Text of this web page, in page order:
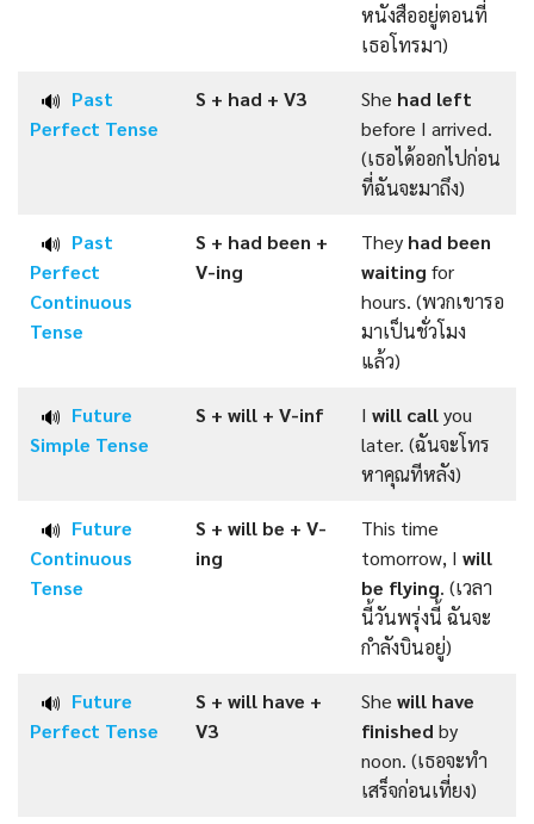
หนังสืออยู่ตอนที่
เธอโทรมา)
🔊 Past
Perfect Tense
S + had + V3 She had left
before I arrived.
(เธอได้ออกไปก่อน
ที่ฉันจะมาถึง)
🔊 Past
Perfect
Continuous
Tense
S + had been +
V-ing
They had been
waiting for
hours. (พวกเขารอ
มาเป็นชั่วโมง
แล้ว)
🔊 Future
Simple Tense
S + will + V-inf I will callyou
later. (ฉันจะโทร
หาคุณทีหลัง)
🔊 Future
Continuous
Tense
S + will be + V-
ing
This time
tomorrow, I will
be flying. (เวลา
นี้วันพรุ่งนี้ ฉันจะ
กำลังบินอยู่)
🔊 Future
Perfect Tense
S + will have +
V3
She will have
finished by
noon. (เธอจะทำ
เสร็จก่อนเที่ยง)